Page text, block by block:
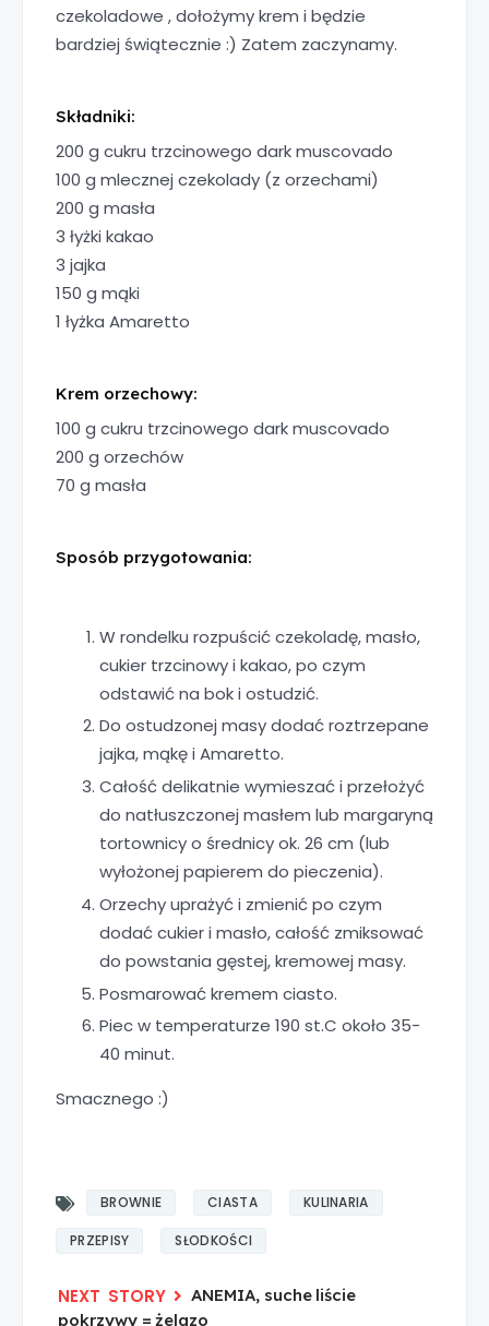
czekoladowe , dołożymy krem i będzie
bardziej świątecznie :) Zatem zaczynamy.
Składniki:
200 g cukru trzcinowego dark muscovado
100 g mlecznej czekolady (z orzechami)
200 g masła
3 łyżki kakao
3 jajka
150 g mąki
1 łyżka Amaretto
Krem orzechowy:
100 g cukru trzcinowego dark muscovado
200 g orzechów
70 g masła
Sposób przygotowania:
W rondelku rozpuścić czekoladę, masło,
cukier trzcinowy i kakao, po czym
odstawić na bok i ostudzić.
Do ostudzonej masy dodać roztrzepane
jajka, mąkę i Amaretto.
Całość delikatnie wymieszać i przełożyć
do natłuszczonej masłem lub margaryną
tortownicy o średnicy ok. 26 cm (lub
wyłożonej papierem do pieczenia).
Orzechy uprażyć i zmienić po czym
dodać cukier i masło, całość zmiksować
do powstania gęstej, kremowej masy.
Posmarować kremem ciasto.
Piec w temperaturze 190 st.C około 35-
40 minut.
Smacznego :)
BROWNIE CIASTA KULINARIA
PRZEPISY SŁODKOŚCI
ANEMIA, suche liście
pokrzywy = żelazo